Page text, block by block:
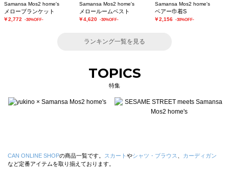
Samansa Mos2 home's
メローブランケット
￥2,772 -30%OFF-
Samansa Mos2 home's
メロールームベスト
￥4,620 -30%OFF-
Samansa Mos2 home's
ベアー巾着S
￥2,156 -30%OFF-
ランキング一覧を見る
TOPICS
特集
CAN ONLINE SHOPの商品一覧です。 スカート やシャツ・ブラウス
カーディガン
など定番アイテムを取り揃えております。